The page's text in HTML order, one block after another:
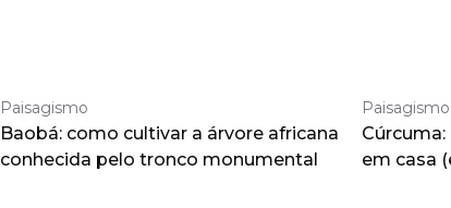
Paisagismo
Baobá: como cultivar a árvore africana
conhecida pelo tronco monumental
Paisagismo
em casa